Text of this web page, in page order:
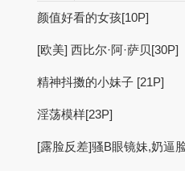
颜值好看的女孩[10P]
[欧美] 西比尔·阿·萨贝[30P]
精神抖擞的小妹子 [21P]
淫荡模样[23P]
[露脸反差]骚B眼镜妹,奶逼